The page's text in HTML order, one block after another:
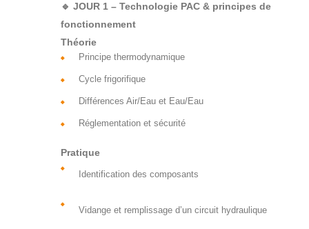
🔹 JOUR 1 – Technologie PAC & principes de
fonctionnement
Théorie
Principe thermodynamique
Cycle frigorifique
Différences Air/Eau et Eau/Eau
Réglementation et sécurité
Pratique
Identification des composants
Vidange et remplissage d’un circuit hydraulique